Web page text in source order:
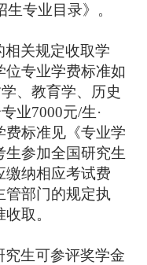
专业目录》。
相关规定收取学
位专业学费标准如
、教育学、历史
业7000元/生·
费标准见《专业学
参加全国研究生
缴纳相应考试费
管部门的规定执
取。
生可参评奖学金